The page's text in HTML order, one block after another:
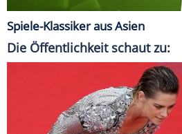
Spiele-Klassiker aus Asien
Die Öffentlichkeit schaut zu: